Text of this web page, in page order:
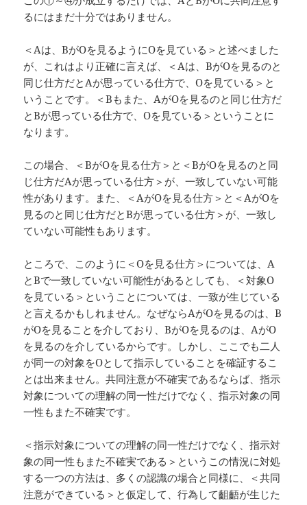
るにはまだ十分ではありません。
＜Aは、BがOを見るようにOを見ている＞と述べました
が、これはより正確に言えば、＜Aは、BがOを見るのと
同じ仕方だとAが思っている仕方で、Oを見ている＞と
いうことです。＜Bもまた、AがOを見るのと同じ仕方だ
とBが思っている仕方で、Oを見ている＞ということに
なります。
この場合、＜BがOを見る仕方＞と＜BがOを見るのと同
じ仕方だAが思っている仕方＞が、一致していない可能
性があります。また、＜AがOを見る仕方＞と＜AがOを
見るのと同じ仕方だとBが思っている仕方＞が、一致し
ていない可能性もあります。
ところで、このように＜Oを見る仕方＞については、A
とBで一致していない可能性があるとしても、＜対象O
を見ている＞ということについては、一致が生じている
と言えるかもしれません。なぜならAがOを見るのは、B
がOを見ることを介しており、BがOを見るのは、AがO
を見るのを介しているからです。しかし、ここでも二人
が同一の対象をOとして指示していることを確証するこ
とは出来ません。共同注意が不確実であるならば、指示
対象についての理解の同一性だけでなく、指示対象の同
一性もまた不確実です。
＜指示対象についての理解の同一性だけでなく、指示対
象の同一性もまた不確実である＞というこの情況に対処
する一つの方法は、多くの認識の場合と同様に、＜共同
注意ができている＞と仮定して、行為して齟齬が生じた